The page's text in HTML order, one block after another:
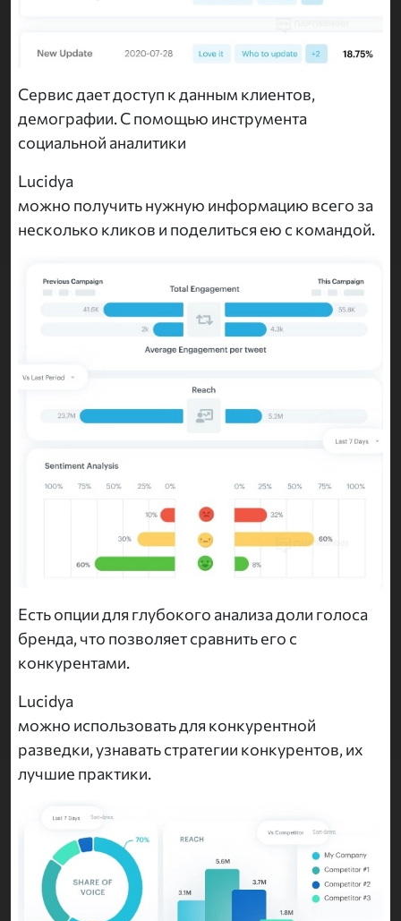
Сервис дает доступ к данным клиентов,
демографии. С помощью инструмента
социальной аналитики
Lucidya
можно получить нужную информацию всего за
несколько кликов и поделиться ею с командой.
Есть опции для глубокого анализа доли голоса
бренда, что позволяет сравнить его с
конкурентами.
Lucidya
можно использовать для конкурентной
разведки, узнавать стратегии конкурентов, их
лучшие практики.